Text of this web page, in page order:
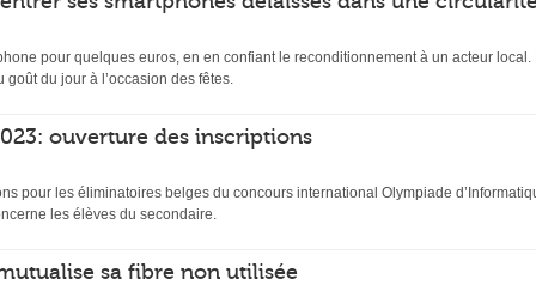
pour quelques euros, en en confiant le reconditionnement à un acteur local.
du jour à l’occasion des fêtes.
ouverture des inscriptions
pour les éliminatoires belges du concours international Olympiade
les élèves du secondaire.
sa fibre non utilisée